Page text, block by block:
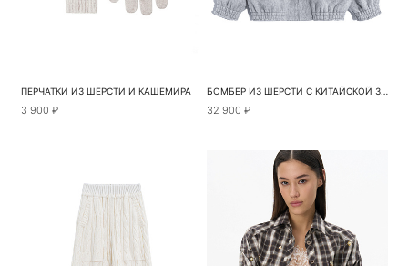
ПЕРЧАТКИ ИЗ ШЕРСТИ И КАШЕМИРА
3 900 ₽
БОМБЕР ИЗ ШЕРСТИ С КИТАЙСКОЙ ЗАСТЕЖКОЙ
32 900 ₽